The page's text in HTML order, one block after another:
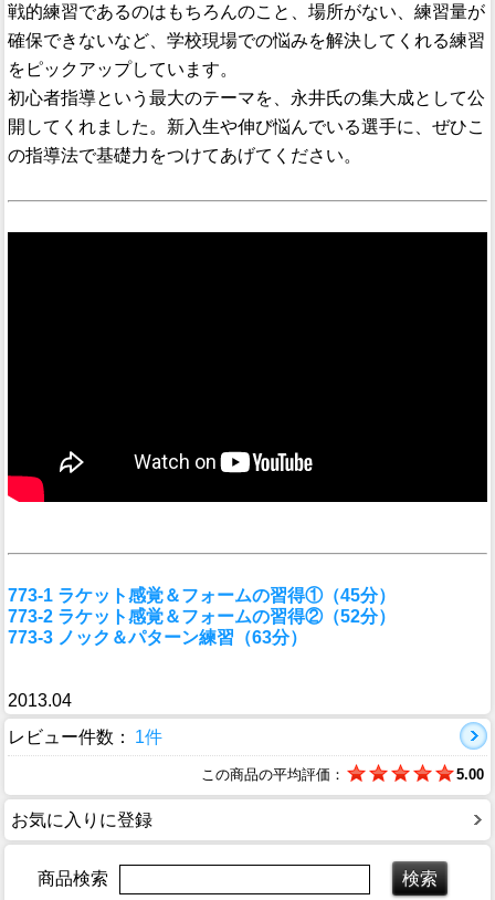
戦的練習であるのはもちろんのこと、場所がない、練習量が
確保できないなど、学校現場での悩みを解決してくれる練習
をピックアップしています。
初心者指導という最大のテーマを、永井氏の集大成として公
開してくれました。新入生や伸び悩んでいる選手に、ぜひこ
の指導法で基礎力をつけてあげてください。
773-1 ラケット感覚＆フォームの習得①（45分）
773-2 ラケット感覚＆フォームの習得②（52分）
773-3 ノック＆パターン練習（63分）
2013.04
レビュー件数：
1件
この商品の平均評価： 5.00
お気に入りに登録
商品検索